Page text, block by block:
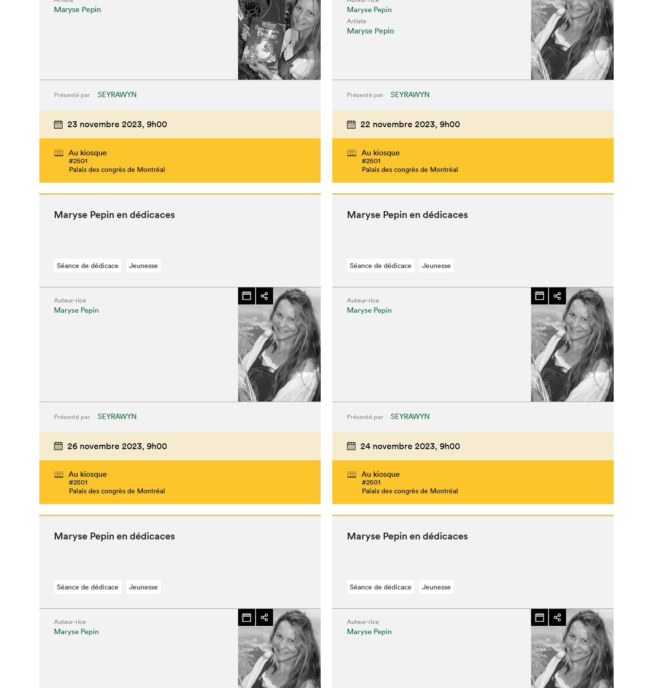
Fermer
Maryse Pepin
Présenté par SEYRAWYN
23 novembre 2023, 9h00
Au kiosque
#2501
Palais des congrès de Montréal
Maryse Pepin
Artiste
Maryse Pepin
Présenté par SEYRAWYN
22 novembre 2023, 9h00
Au kiosque
#2501
Palais des congrès de Montréal
Maryse Pepin en dédicaces
Séance de dédicace Jeunesse
Auteur·rice
Maryse Pepin
Présenté par SEYRAWYN
26 novembre 2023, 9h00
Au kiosque
#2501
Palais des congrès de Montréal
Maryse Pepin en dédicaces
Séance de dédicace Jeunesse
Auteur·rice
Maryse Pepin
Présenté par SEYRAWYN
24 novembre 2023, 9h00
Au kiosque
#2501
Palais des congrès de Montréal
Maryse Pepin en dédicaces
Séance de dédicace Jeunesse
Auteur·rice
Maryse Pepin
Maryse Pepin en dédicaces
Séance de dédicace Jeunesse
Auteur·rice
Maryse Pepin